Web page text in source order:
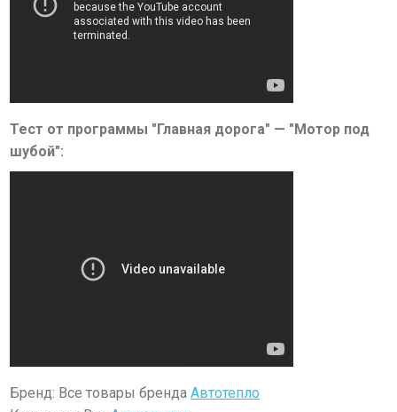
Тест от программы "Главная дорога" — "Мотор под
шубой":
Бренд: Все товары брендаАвтотепло